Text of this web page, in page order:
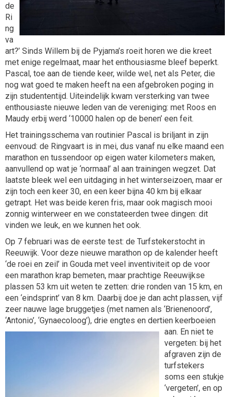
de
Ri
ng
va
art?’ Sinds Willem bij de Pyjama’s roeit horen we die kreet
met enige regelmaat, maar het enthousiasme bleef beperkt.
Pascal, toe aan de tiende keer, wilde wel, net als Peter, die
nog wat goed te maken heeft na een afgebroken poging in
zijn studententijd. Uiteindelijk kwam versterking van twee
enthousiaste nieuwe leden van de vereniging: met Roos en
Maudy erbij werd ‘10000 halen op de benen’ een feit.
Het trainingsschema van routinier Pascal is briljant in zijn
eenvoud: de Ringvaart is in mei, dus vanaf nu elke maand een
marathon en tussendoor op eigen water kilometers maken,
aanvullend op wat je ‘normaal’ al aan trainingen wegzet. Dat
laatste bleek wel een uitdaging in het winterseizoen, maar er
zijn toch een keer 30, en een keer bijna 40 km bij elkaar
getrapt. Het was beide keren fris, maar ook magisch mooi
zonnig winterweer en we constateerden twee dingen: dit
vinden we leuk, en we kunnen het ook.
Op 7 februari was de eerste test: de Turfstekerstocht in
Reeuwijk. Voor deze nieuwe marathon op de kalender heeft
‘de roei en zeil’ in Gouda met veel inventiviteit op de voor
een marathon krap bemeten, maar prachtige Reeuwijkse
plassen 53 km uit weten te zetten: drie ronden van 15 km, en
een ‘eindsprint’ van 8 km. Daarbij doe je dan acht plassen, vijf
zeer nauwe lage bruggetjes (met namen als ‘Brienenoord’,
‘Antonio’, ‘Gynaecoloog’), drie engtes en dertien keerboeien
aan. En niet te
vergeten: bij het
afgraven zijn de
turfstekers
soms een stukje
‘vergeten’, en op